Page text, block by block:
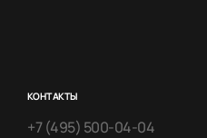
КОНТАКТЫ
+7 (495) 500-04-04